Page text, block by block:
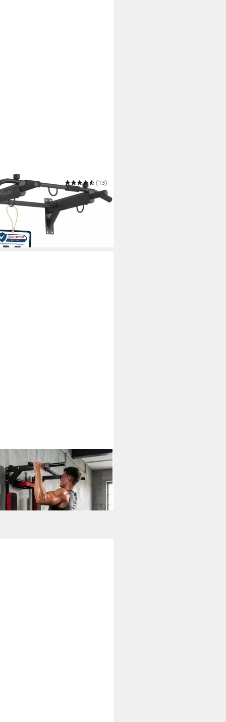
zur Wandmontage
Spreizdübel
(13)
€
bei dir
2-in-1 Profi-
und Dipstation
€
bei dir